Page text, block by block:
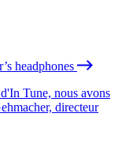
headphones
Tune, nous avons
directeur